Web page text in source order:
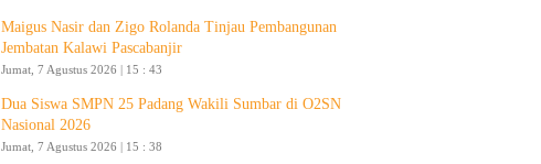
Maigus Nasir dan Zigo Rolanda Tinjau Pembangunan
Jembatan Kalawi Pascabanjir
Jumat, 7 Agustus 2026 | 15 : 43
Dua Siswa SMPN 25 Padang Wakili Sumbar di O2SN
Nasional 2026
Jumat, 7 Agustus 2026 | 15 : 38